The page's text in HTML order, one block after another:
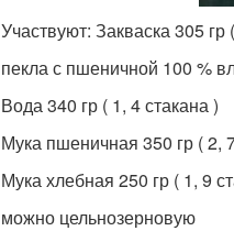
Участвуют: Закваска 305
пекла с пшеничной 100 %
Вода 340 гр ( 1, 4 стакана )
Мука пшеничная 350 гр ( 2,
Мука хлебная 250 гр ( 1, 9
можно цельнозерновую